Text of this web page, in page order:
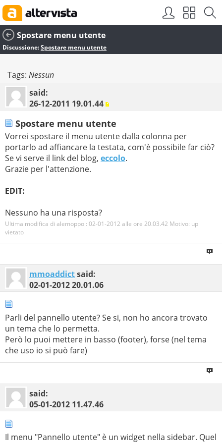
Spostare menu utente
Discussione:Spostare menu utente
Tags: Nessun
said:
26-12-2011 19.01.44
Spostare menu utente
Vorrei spostare il menu utente dalla colonna per
portarlo ad affiancare la testata, com'è possibile far ciò?
Se vi serve il link del blog, eccolo.
Grazie per l'attenzione.
EDIT:
Nessuno ha una risposta?
Ultima modifica di alemoppo : 02-01-2012 alle ore 20.03.42 Motivo: up
vietato
mmoaddictsaid:
02-01-201220.01.06
Parli del pannello utente? Se si, non ho ancora trovato
un tema che lo permetta.
Però lo puoi mettere in basso (footer), forse (nel tema
che uso io si può fare)
said:
05-01-2012 11.47.46
Il menu "Pannello utente" è un widget nella sidebar. Quel